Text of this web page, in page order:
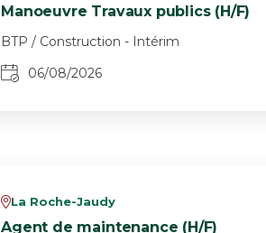
Manoeuvre Travaux publics (H/F)
BTP / Construction - Intérim
06/08/2026
vLa Roche-Jaudy
Agent de maintenance (H/F)